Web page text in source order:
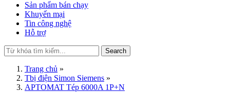
Sản phẩm bán chạy
Khuyến mại
Tin công nghệ
Hỗ trợ
Search
Trang chủ »
Tbị điện Simon Siemens »
APTOMAT Tép 6000A 1P+N